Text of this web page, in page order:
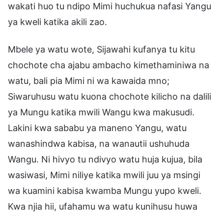
wakati huo tu ndipo Mimi huchukua nafasi Yangu
ya kweli katika akili zao.
Mbele ya watu wote, Sijawahi kufanya tu kitu
chochote cha ajabu ambacho kimethaminiwa na
watu, bali pia Mimi ni wa kawaida mno;
Siwaruhusu watu kuona chochote kilicho na dalili
ya Mungu katika mwili Wangu kwa makusudi.
Lakini kwa sababu ya maneno Yangu, watu
wanashindwa kabisa, na wanautii ushuhuda
Wangu. Ni hivyo tu ndivyo watu huja kujua, bila
wasiwasi, Mimi niliye katika mwili juu ya msingi
wa kuamini kabisa kwamba Mungu yupo kweli.
Kwa njia hii, ufahamu wa watu kunihusu huwa